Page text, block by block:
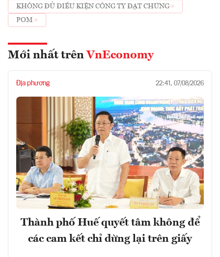
KHÔNG ĐỦ ĐIỀU KIỆN CÔNG TY ĐẠT CHÚNG
POM
Mới nhất trên VnEconomy
Địa phương 22:41, 07/08/2026
Thành phố Huế quyết tâm không để
các cam kết chỉ dừng lại trên giấy